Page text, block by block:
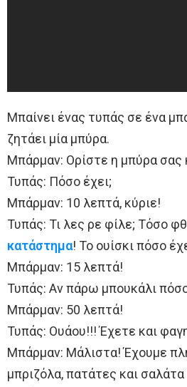
Μπαίνει ένας τυπάς σε ένα
ζητάει μία μπύρα.
Μπάρμαν: Ορίστε η μπύρα σας
Τυπάς: Πόσο έχει;
Μπάρμαν: 10 λεπτά, κύριε!
Τυπάς: Τι λες ρε φίλε; Τόσο
κατάστημα! Το ουίσκι πόσο
Μπάρμαν: 15 λεπτά!
Τυπάς: Αν πάρω μπουκάλι
Μπάρμαν: 50 λεπτά!
Τυπάς: Ουάου!!! Έχετε και
Μπάρμαν: Μάλιστα! Έχουμε
μπριζόλα, πατάτες και